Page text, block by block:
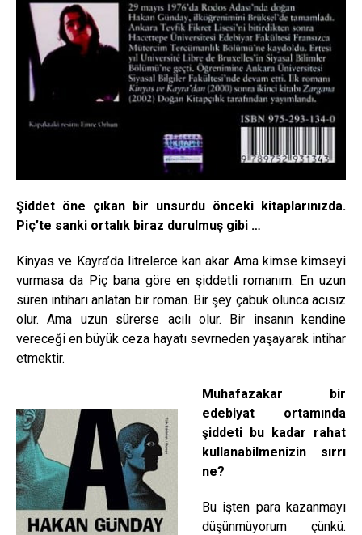
Şiddet öne çıkan bir unsurdu önceki kitaplarınızda.
Piç’te sanki ortalık biraz durulmuş gibi …
Kinyas ve Kayra’da litrelerce kan akar Ama kimse kimseyi
vurmasa da Piç bana göre en şiddetli romanım. En uzun
süren intiharı anlatan bir roman. Bir şey çabuk olunca acısız
olur. Ama uzun sürerse acılı olur. Bir insanın kendine
vereceği en büyük ceza hayatı sevrneden yaşayarak intihar
etmektir.
Muhafazakar bir
edebiyat ortamında
şiddeti bu kadar rahat
kullanabilmenizin sırrı
ne?
Bu işten para kazanmayı
düşünmüyorum çünkü.